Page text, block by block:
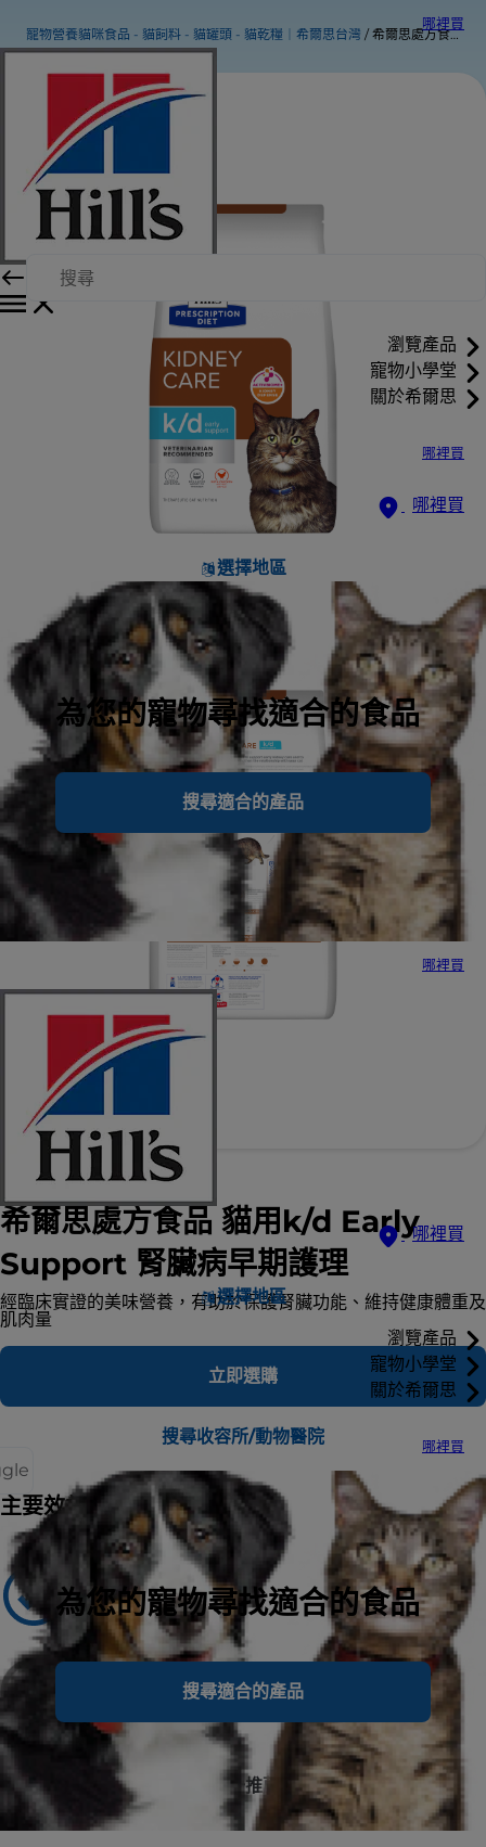
哪裡買
瀏覽產品
寵物小學堂
關於希爾思
哪裡買
哪裡買
選擇地區
為您的寵物尋找適合的食品
搜尋適合的產品
哪裡買
哪裡買
選擇地區
瀏覽產品
寵物小學堂
關於希爾思
哪裡買
為您的寵物尋找適合的食品
搜尋適合的產品
寵物營養貓咪食品 - 貓飼料 - 貓罐頭 - 貓乾糧｜希爾思台灣 希爾思處方食品 貓用k/d Early Support 腎臟病早期護理
希爾思處方食品 貓用k/d Early
Support 腎臟病早期護理
經臨床實證的美味營養，有助於保護腎臟功能、維持健康體重及
肌肉量
立即選購
搜尋收容所/動物醫院
主要效益
建議用於
Adult Dogs
puppies and pregnant or nursing
No.1 美國獸醫師第一推薦